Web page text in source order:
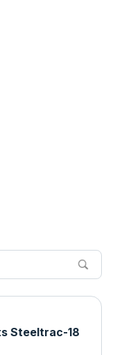
Steeltrac-18